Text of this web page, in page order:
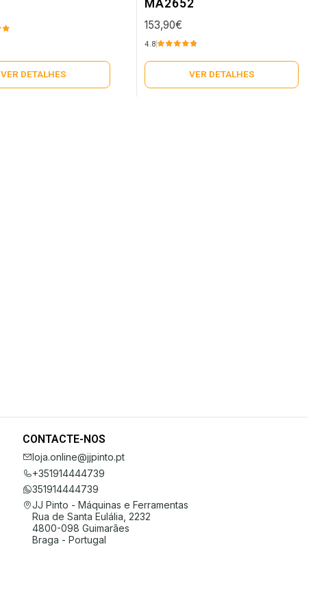
VER DETALHES
MA2652
153,90€
4.8
VER DETALHES
CONTACTE-NOS
loja.online@jjpinto.pt
+351914444739
351914444739
JJ Pinto - Máquinas e Ferramentas
Rua de Santa Eulália, 2232
4800-098 Guimarães
Braga - Portugal